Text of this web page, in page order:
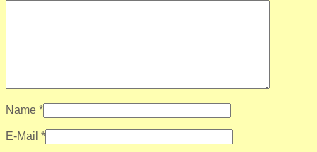
Name *
E-Mail *